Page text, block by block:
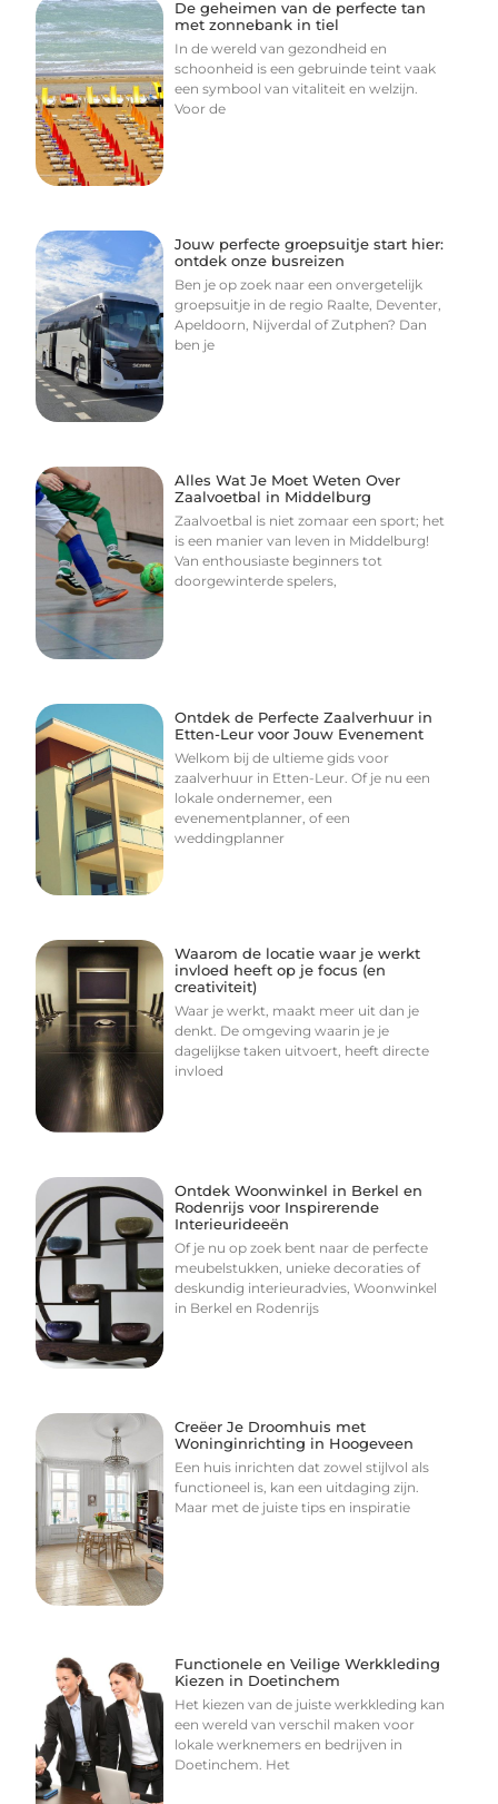
Ga Naar
De geheimen van de perfecte tan
met zonnebank in tiel
In de wereld van gezondheid en
schoonheid is een gebruinde teint vaak
een symbool van vitaliteit en welzijn.
Voor de
Jouw perfecte groepsuitje start hier:
ontdek onze busreizen
Ben je op zoek naar een onvergetelijk
groepsuitje in de regio Raalte, Deventer,
Apeldoorn, Nijverdal of Zutphen? Dan
ben je
Alles Wat Je Moet Weten Over
Zaalvoetbal in Middelburg
Zaalvoetbal is niet zomaar een sport; het
is een manier van leven in Middelburg!
Van enthousiaste beginners tot
doorgewinterde spelers,
Ontdek de Perfecte Zaalverhuur in
Etten-Leur voor Jouw Evenement
Welkom bij de ultieme gids voor
zaalverhuur in Etten-Leur. Of je nu een
lokale ondernemer, een
evenementplanner, of een
weddingplanner
Waarom de locatie waar je werkt
invloed heeft op je focus (en
creativiteit)
Waar je werkt, maakt meer uit dan je
denkt. De omgeving waarin je je
dagelijkse taken uitvoert, heeft directe
invloed
Ontdek Woonwinkel in Berkel en
Rodenrijs voor Inspirerende
Interieurideeën
Of je nu op zoek bent naar de perfecte
meubelstukken, unieke decoraties of
deskundig interieuradvies, Woonwinkel
in Berkel en Rodenrijs
Creëer Je Droomhuis met
Woninginrichting in Hoogeveen
Een huis inrichten dat zowel stijlvol als
functioneel is, kan een uitdaging zijn.
Maar met de juiste tips en inspiratie
Functionele en Veilige Werkkleding
Kiezen in Doetinchem
Het kiezen van de juiste werkkleding kan
een wereld van verschil maken voor
lokale werknemers en bedrijven in
Doetinchem. Het